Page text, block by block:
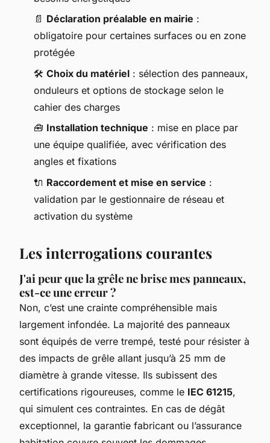
📄 Déclaration préalable en mairie :
obligatoire pour certaines surfaces ou en zone
protégée
🛠️ Choix du matériel : sélection des panneaux,
onduleurs et options de stockage selon le
cahier des charges
🧰 Installation technique : mise en place par
une équipe qualifiée, avec vérification des
angles et fixations
🔌 Raccordement et mise en service :
validation par le gestionnaire de réseau et
activation du système
Les interrogations courantes
J'ai peur que la grêle ne brise mes panneaux,
est-ce une erreur ?
Non, c’est une crainte compréhensible mais
largement infondée. La majorité des panneaux
sont équipés de verre trempé, testé pour résister à
des impacts de grêle allant jusqu’à 25 mm de
diamètre à grande vitesse. Ils subissent des
certifications rigoureuses, comme le IEC 61215,
qui simulent ces contraintes. En cas de dégât
exceptionnel, la garantie fabricant ou l’assurance